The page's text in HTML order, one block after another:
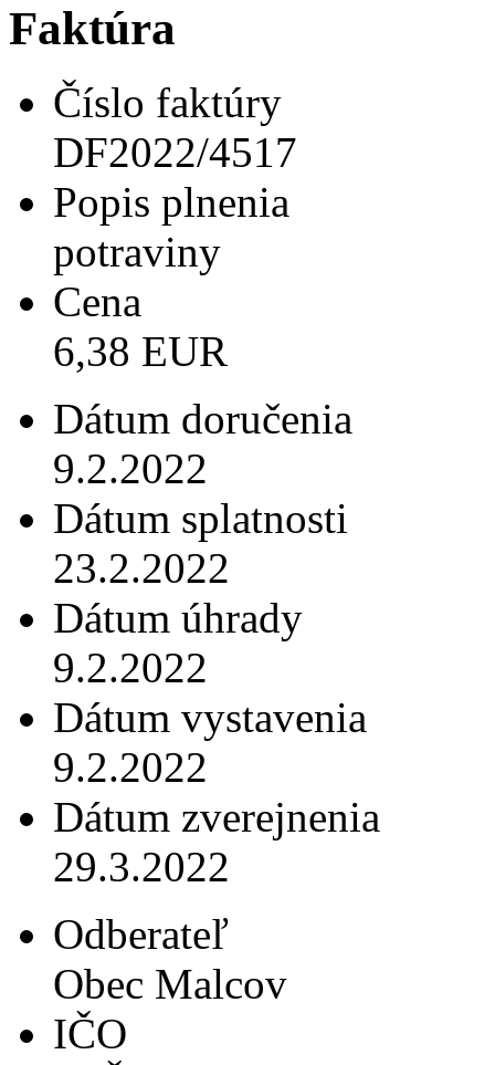
Faktúra
Číslo faktúry
DF2022/4517
Popis plnenia
potraviny
Cena
6,38 EUR
Dátum doručenia
9.2.2022
Dátum splatnosti
23.2.2022
Dátum úhrady
9.2.2022
Dátum vystavenia
9.2.2022
Dátum zverejnenia
29.3.2022
Odberateľ
Obec Malcov
IČO